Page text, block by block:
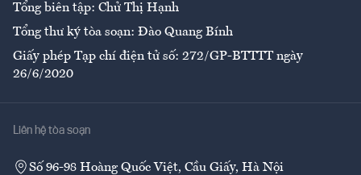
Tổng biên tập: Chử Thị Hạnh
Tổng thư ký tòa soạn: Đào Quang Bính
Giấy phép Tạp chí điện tử số: 272/GP-BTTTT ngày
26/6/2020
Liên hệ tòa soạn
Số 96-98 Hoàng Quốc Việt, Cầu Giấy, Hà Nội